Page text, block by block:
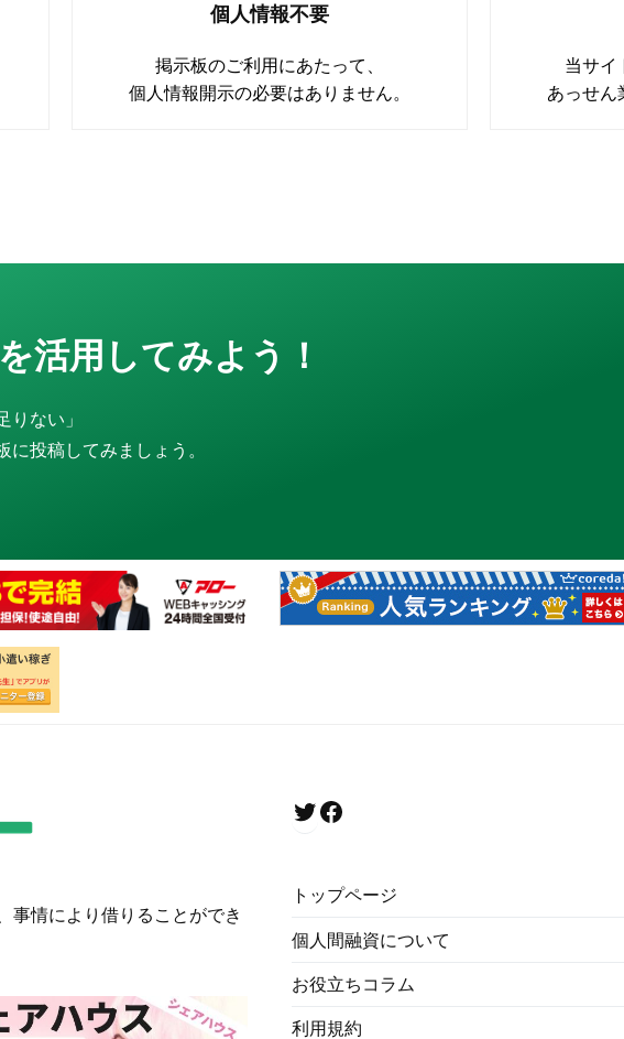
個人情報不要
掲示板のご利用にあたって、
個人情報開示の必要はありません。
当サイ
あっせん
活用してみよう！
りない」
投稿してみましょう。
事情により借りることができ
トップページ
個人間融資について
お役立ちコラム
利用規約